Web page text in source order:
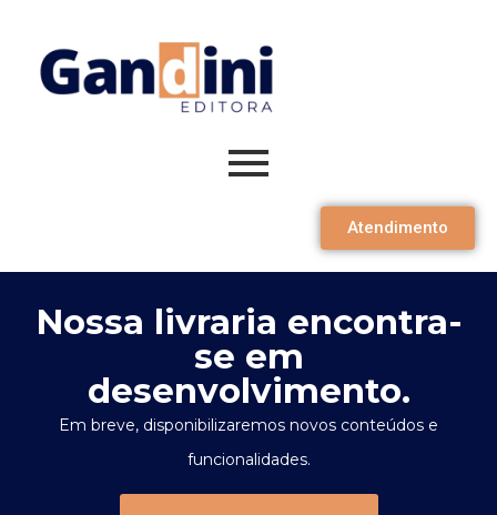
Atendimento
Nossa livraria encontra-
se em
desenvolvimento.
Em breve, disponibilizaremos novos conteúdos e
funcionalidades.